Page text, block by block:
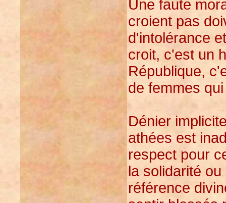
Une faute
croient pas
d'intolérance
croit, c'est un
République,
de femmes
Dénier
athées est
respect pour
la solidarité
référence